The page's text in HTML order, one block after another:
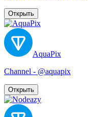
Открыть
AquaPix
Channel - @aquapix
Открыть